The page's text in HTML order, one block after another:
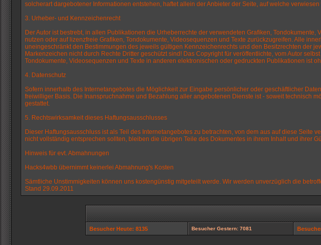
solcherart dargebotener Informationen entstehen, haftet allein der Anbieter der Seite, auf welche
3. Urheber- und Kennzeichenrecht
Der Autor ist bestrebt, in allen Publikationen die Urheberrechte der verwendeten Grafiken,
nutzen oder auf lizenzfreie Grafiken, Tondokumente, Videosequenzen und Texte zurückzugreifen. Alle
uneingeschränkt den Bestimmungen des jeweils gültigen Kennzeichenrechts und den Besitzrechten der
Markenzeichen nicht durch Rechte Dritter geschützt sind! Das Copyright für veröffentlichte, vom Autor
Tondokumente, Videosequenzen und Texte in anderen elektronischen oder gedruckten Publikationen ist
4. Datenschutz
Sofern innerhalb des Internetangebotes die Möglichkeit zur Eingabe persönlicher oder geschäftlicher
freiwilliger Basis. Die Inanspruchnahme und Bezahlung aller angebotenen Dienste ist - soweit technisch
gestattet.
5. Rechtswirksamkeit dieses Haftungsausschlusses
Dieser Haftungsausschluss ist als Teil des Internetangebotes zu betrachten, von dem aus auf diese
nicht vollständig entsprechen sollten, bleiben die übrigen Teile des Dokumentes in ihrem Inhalt und ihrer
Hinweis für evt. Abmahnungen
Hacks4wbb übernimmt keinerlei Abmahnung's Kosten
Sämtliche Unstimmigkeiten können uns kostengünstig mitgeteilt werde. Wir werden unverzüglich die
Stand 29.09.2011
Besucher Heute: 8135 Besucher Gestern: 7081